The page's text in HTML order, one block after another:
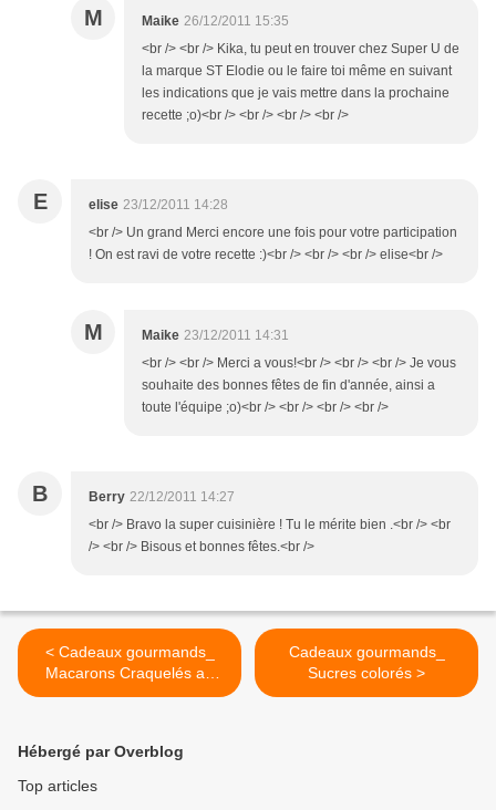
M Maike 26/12/2011 15:35
<br /> <br /> Kika, tu peut en trouver chez Super U de
la marque ST Elodie ou le faire toi même en suivant
les indications que je vais mettre dans la prochaine
recette ;o)<br /> <br /> <br /> <br />
E elise 23/12/2011 14:28
<br /> Un grand Merci encore une fois pour votre participation
! On est ravi de votre recette :)<br /> <br /> <br /> elise<br />
M Maike 23/12/2011 14:31
<br /> <br /> Merci a vous!<br /> <br /> <br /> Je vous
souhaite des bonnes fêtes de fin d'année, ainsi a
toute l'équipe ;o)<br /> <br /> <br /> <br />
B Berry 22/12/2011 14:27
<br /> Bravo la super cuisinière ! Tu le mérite bien .<br /> <br
/> <br /> Bisous et bonnes fêtes.<br />
< Cadeaux gourmands_
Macarons Craquelés au
Chocolat
Cadeaux gourmands_
Sucres colorés >
Hébergé par Overblog
Top articles